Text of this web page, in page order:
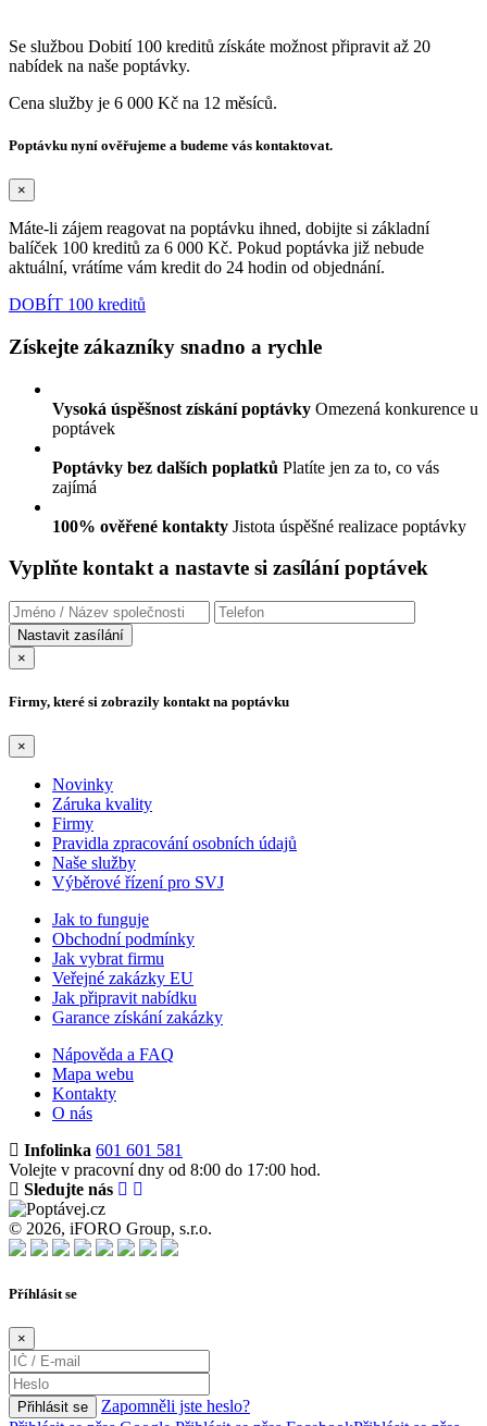
Se službou Dobití 100 kreditů získáte možnost připravit až 20
nabídek na naše poptávky.
Cena služby je 6 000 Kč na 12 měsíců.
Poptávku nyní ověřujeme a budeme vás kontaktovat.
×
Máte-li zájem reagovat na poptávku ihned, dobijte si základní
balíček 100 kreditů za 6 000 Kč. Pokud poptávka již nebude
aktuální, vrátíme vám kredit do 24 hodin od objednání.
DOBÍT 100 kreditů
Získejte zákazníky snadno a rychle
Vysoká úspěšnost získání poptávky Omezená konkurence u
poptávek
Poptávky bez dalších poplatků Platíte jen za to, co vás
zajímá
100% ověřené kontakty Jistota úspěšné realizace poptávky
Vyplňte kontakt a nastavte si zasílání poptávek
×
Firmy, které si zobrazily kontakt na poptávku
×
Novinky
Záruka kvality
Firmy
Pravidla zpracování osobních údajů
Naše služby
Výběrové řízení pro SVJ
Jak to funguje
Obchodní podmínky
Jak vybrat firmu
Veřejné zakázky EU
Jak připravit nabídku
Garance získání zakázky
Nápověda a FAQ
Mapa webu
Kontakty
O nás
Infolinka 601 601 581
Volejte v pracovní dny od 8:00 do 17:00 hod.
Sledujte nás
© 2026, iFORO Group, s.r.o.
Příhlásit se
×
Přihlásit se
Zapomněli jste heslo?